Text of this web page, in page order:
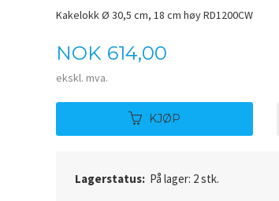
Kakelokk Ø 30,5 cm, 18 cm høy RD1200CW
Pris
NOK 614,00
ekskl. mva.
KJØP
Lagerstatus: På lager: 2 stk.